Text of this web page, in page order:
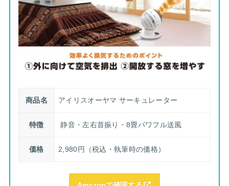
商品名 アイリスオーヤマ サーキュレーター
特徴 静音・左右首振り・8畳パワフル送風
価格 2,980円（税込・執筆時の価格）